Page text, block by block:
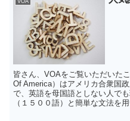
皆さん、VOAをご覧いただいた
Of America）はアメリカ合衆国
で、英語を母国語としない人で
（１５００語）と簡単な文法を用